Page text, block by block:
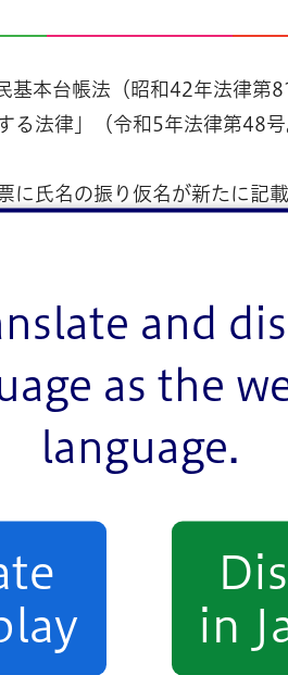
and
as the
language.
in
本台帳法（昭和42年法律第
る法律」（令和5年法律第48
氏名の振り仮名が新たに記
続き
こととなります。
不要です。